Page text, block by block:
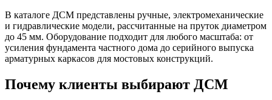
В каталоге ДСМ представлены ручные, электромеханические
и гидравлические модели, рассчитанные на пруток диаметром
до 45 мм. Оборудование подходит для любого масштаба: от
усиления фундамента частного дома до серийного выпуска
арматурных каркасов для мостовых конструкций.
Почему клиенты выбирают ДСМ